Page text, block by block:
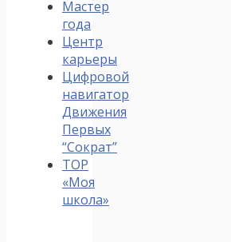
Мастер
года
Центр
карьеры
Цифровой
навигатор
Движения
Первых
“Сократ”
ТОР
«Моя
школа»